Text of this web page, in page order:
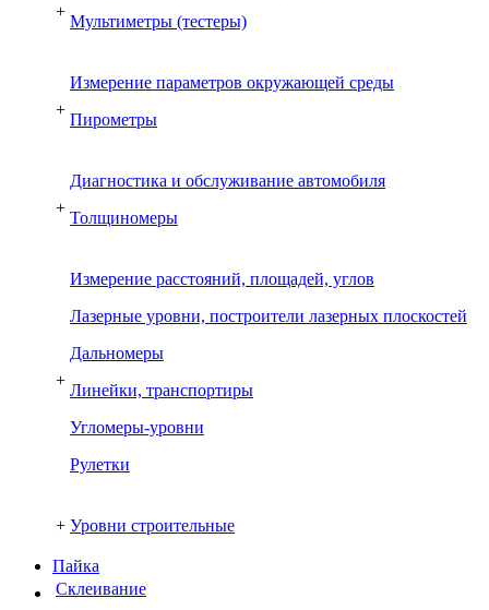
+
Мультиметры (тестеры)
+
Измерение параметров окружающей среды
Пирометры
+
Диагностика и обслуживание автомобиля
Толщиномеры
+
Измерение расстояний, площадей, углов
Лазерные уровни, построители лазерных плоскостей
Дальномеры
Линейки, транспортиры
Угломеры-уровни
Рулетки
+ Уровни строительные
Пайка
Склеивание